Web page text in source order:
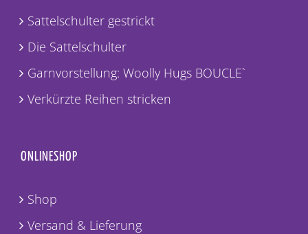
Sattelschulter gestrickt
Die Sattelschulter
Garnvorstellung: Woolly Hugs BOUCLE`
Verkürzte Reihen stricken
ONLINESHOP
Shop
Versand & Lieferung